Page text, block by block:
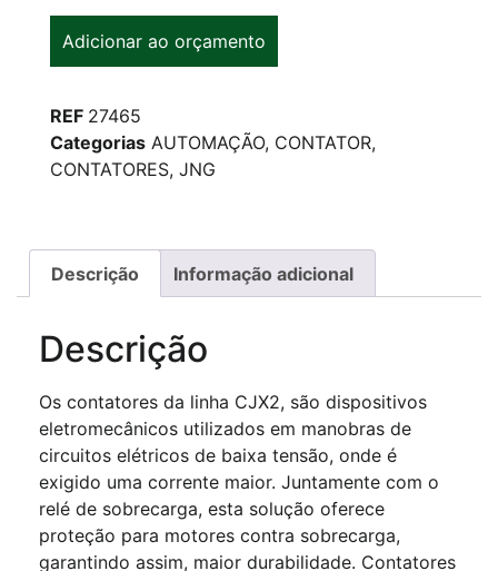
Adicionar ao orçamento
REF 27465
Categorias AUTOMAÇÃO, CONTATOR,
CONTATORES, JNG
Descrição Informação adicional
Descrição
Os contatores da linha CJX2, são dispositivos
eletromecânicos utilizados em manobras de
circuitos elétricos de baixa tensão, onde é
exigido uma corrente maior. Juntamente com o
relé de sobrecarga, esta solução oferece
proteção para motores contra sobrecarga,
garantindo assim, maior durabilidade. Contatores